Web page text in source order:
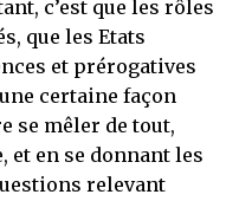
c’est que les rôles
que les Etats
et prérogatives
certaine façon
se mêler de tout,
et en se donnant les
relevant